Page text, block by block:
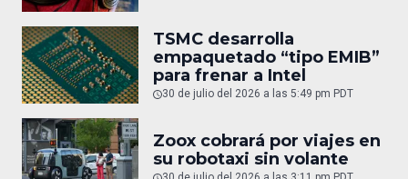
TSMC desarrolla
empaquetado “tipo EMIB”
para frenar a Intel
30 de julio del 2026 a las 5:49 pm PDT
Zoox cobrará por viajes en
su robotaxi sin volante